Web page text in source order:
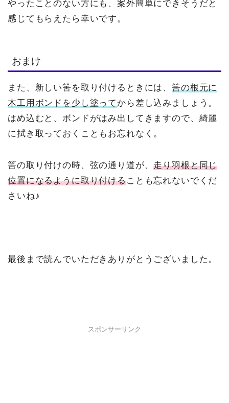
やったことのない方にも、案外簡単にできそうだと
感じてもらえたら幸いです。
おまけ
また、新しい筈を取り付けるときには、筈の根元に
木工用ボンドを少し塗って から差し込みましょう。
はめ込むと、ボンドがはみ出してきますので、綺麗
に拭き取っておくこともお忘れなく。
筈の取り付けの時、弦の通り道が、走り羽根と同じ
位置になるように取り付けることも忘れないでくだ
さいね♪
最後まで読んでいただきありがとうございました。
スポンサーリンク